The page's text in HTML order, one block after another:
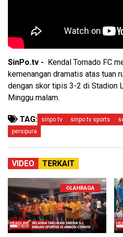
SinPo.tv -
Kendal Tornado FC
kemenangan dramatis atas tuan
dengan skor tipis 3-2 di Stadion
Minggu malam.
TAG: sinpo tv sinpo tv sports
persipura
VIDEO TERKAIT
OLAHRAGA